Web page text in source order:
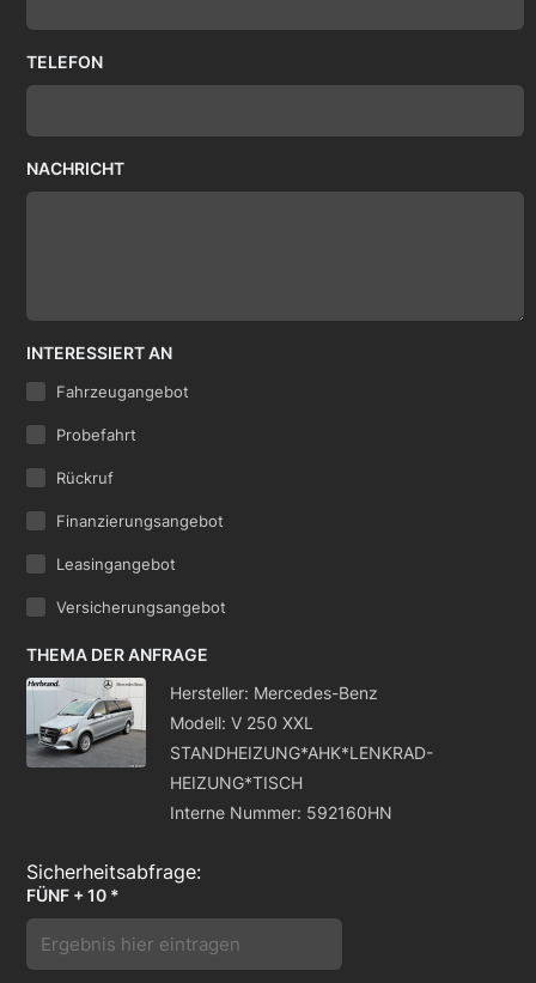
TELEFON
NACHRICHT
INTERESSIERT AN
Fahrzeugangebot
Probefahrt
Rückruf
Finanzierungsangebot
Leasingangebot
Versicherungsangebot
THEMA DER ANFRAGE
Hersteller: Mercedes-Benz
Modell: V 250 XXL
STANDHEIZUNG*AHK*LENKRAD-
HEIZUNG*TISCH
Interne Nummer: 592160HN
FÜNF + 10 *